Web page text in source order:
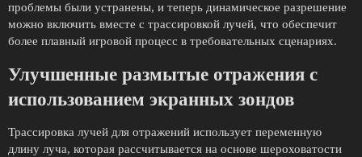
проблемы были устранены, и теперь динамическое разрешение
можно включить вместе с трассировкой лучей, что обеспечит
более плавный игровой процесс в требовательных сценариях.
Улучшенные размытые отражения с
использованием экранных зондов
Трассировка лучей для отражений использует переменную
длину луча, которая рассчитывается на основе шероховатости